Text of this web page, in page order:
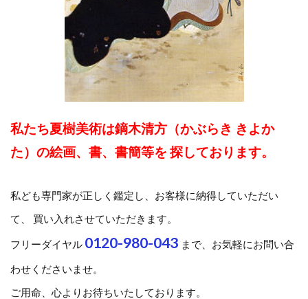
私たち夏樹美術は鏑木清方（かぶらき きよか
た）の絵画、書、書簡等を 探しております。
私ども専門家が正しく鑑定し、お客様に納得していただい
て、 買い入れさせていただきます。
フリーダイヤル 0120-980-043 まで、お気軽にお問い合
わせくださいませ。
ご用命、心よりお待ちいたしております。